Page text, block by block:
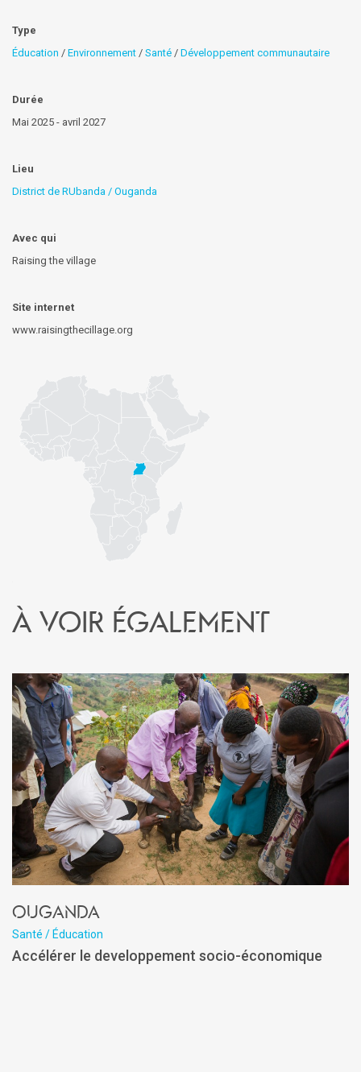
Type
Éducation / Environnement / Santé / Développement communautaire
Durée
Mai 2025 - avril 2027
Lieu
District de RUbanda / Ouganda
Avec qui
Raising the village
Site internet
www.raisingthecillage.org
À voir également
Ouganda
Santé / Éducation
Accélérer le developpement socio-économique